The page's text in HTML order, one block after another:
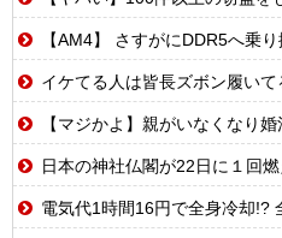
【AM4】 さすがにDDR5へ乗り換
イケてる人は皆長ズボン履いてる。暑い中でも我慢し
【マジかよ】親がいなくなり婚活不可能
日本の神社仏閣が22日に１回燃
電気代1時間16円で全身冷却!? 全身を冷やす“人間用冷蔵庫”